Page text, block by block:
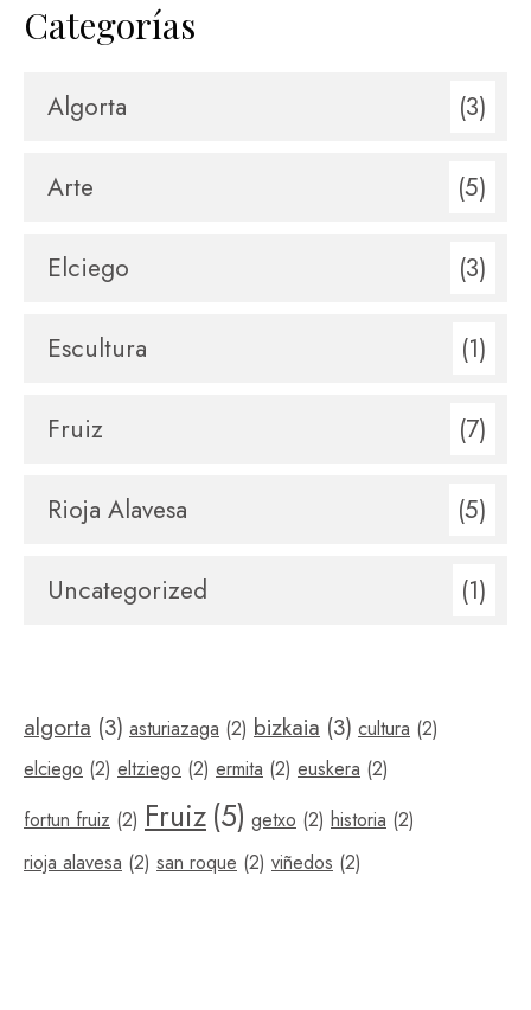
Categorías
Algorta (3)
Arte (5)
Elciego (3)
Escultura (1)
Fruiz (7)
Rioja Alavesa (5)
Uncategorized (1)
algorta (3) asturiazaga (2) bizkaia (3) cultura (2)
elciego (2) eltziego (2) ermita (2) euskera (2)
fortun fruiz (2) Fruiz(5) getxo (2) historia (2)
rioja alavesa (2) san roque (2) viñedos (2)